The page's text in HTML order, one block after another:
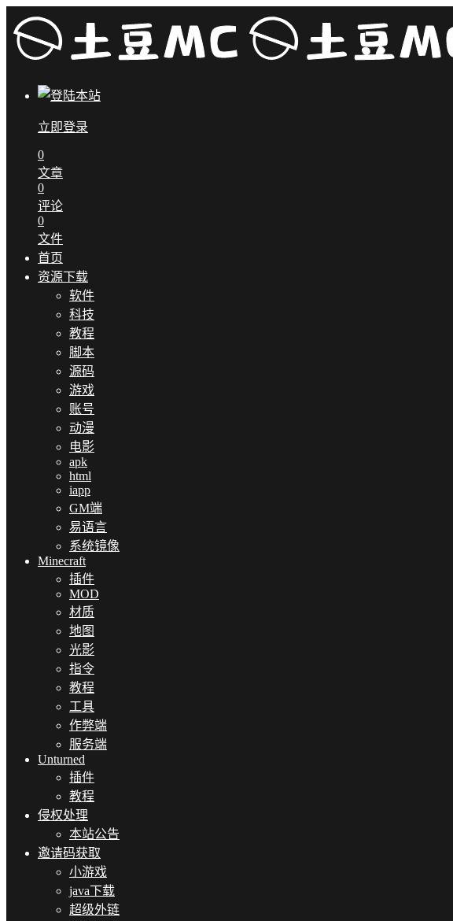
立即登录
0
文章
0
评论
0
文件
首页
资源下载
软件
科技
教程
脚本
源码
游戏
账号
动漫
电影
apk
html
iapp
GM端
易语言
系统镜像
Minecraft
插件
MOD
材质
地图
光影
指令
教程
工具
作弊端
服务端
Unturned
插件
教程
侵权处理
本站公告
邀请码获取
小游戏
java下载
超级外链